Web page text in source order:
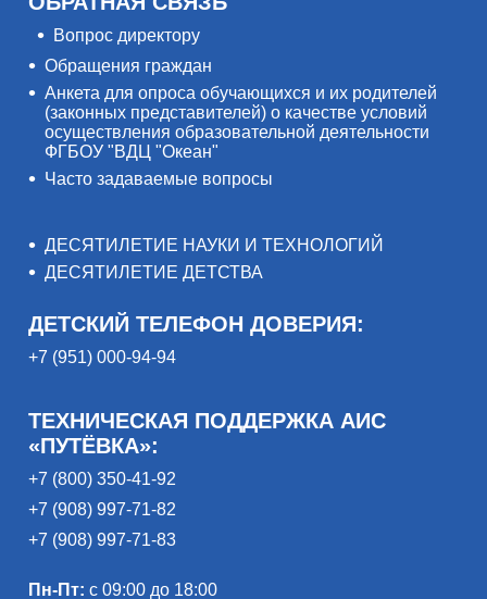
Вопрос директору
Обращения граждан
Анкета для опроса обучающихся и их родителей
(законных представителей) о качестве условий
осуществления образовательной деятельности
ФГБОУ "ВДЦ "Океан"
Часто задаваемые вопросы
ДЕСЯТИЛЕТИЕ НАУКИ И ТЕХНОЛОГИЙ
ДЕСЯТИЛЕТИЕ ДЕТСТВА
ДЕТСКИЙ ТЕЛЕФОН ДОВЕРИЯ:
+7 (951) 000-94-94
ТЕХНИЧЕСКАЯ ПОДДЕРЖКА АИС
«ПУТЁВКА»:
+7 (800) 350-41-92
+7 (908) 997-71-82
+7 (908) 997-71-83
Пн-Пт: с 09:00 до 18:00